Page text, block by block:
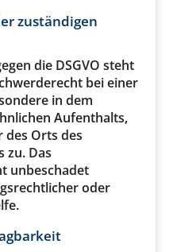
zuständigen
die DSGVO steht
bei einer
in dem
Aufenthalts,
des Orts des
zu. Das
unbeschadet
oder